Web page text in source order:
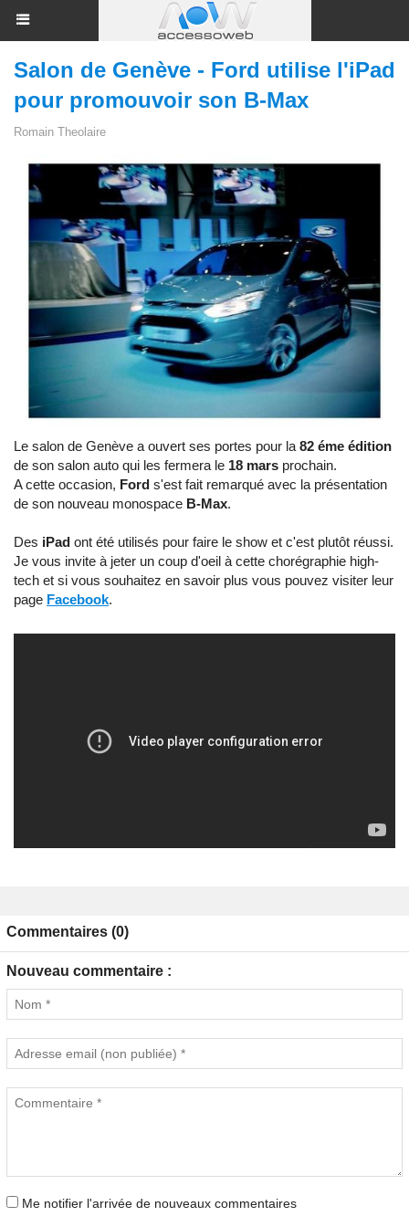
Salon de Genève - Ford utilise l'iPad
pour promouvoir son B-Max
Romain Theolaire
Le salon de Genève a ouvert ses portes pour la 82 éme édition
de son salon auto qui les fermera le 18 mars prochain.
A cette occasion, Ford s'est fait remarqué avec la présentation
de son nouveau monospace B-Max.
Des iPad ont été utilisés pour faire le show et c'est plutôt réussi.
Je vous invite à jeter un coup d'oeil à cette chorégraphie high-
tech et si vous souhaitez en savoir plus vous pouvez visiter leur
page Facebook.
Commentaires (0)
Nouveau commentaire :
Me notifier l'arrivée de nouveaux commentaires